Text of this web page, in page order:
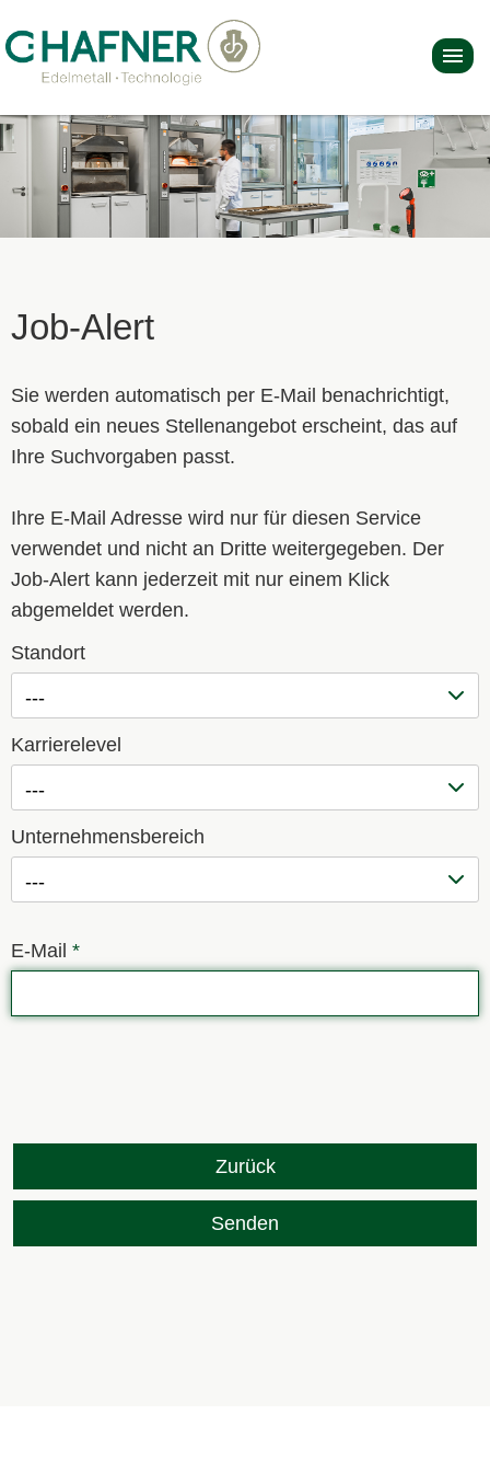
Job-Alert
Sie werden automatisch per E-Mail benachrichtigt,
sobald ein neues Stellenangebot erscheint, das auf
Ihre Suchvorgaben passt.
Ihre E-Mail Adresse wird nur für diesen Service
verwendet und nicht an Dritte weitergegeben. Der
Job-Alert kann jederzeit mit nur einem Klick
abgemeldet werden.
Standort
---
Karrierelevel
---
Unternehmensbereich
---
E-Mail *
Zurück
Senden